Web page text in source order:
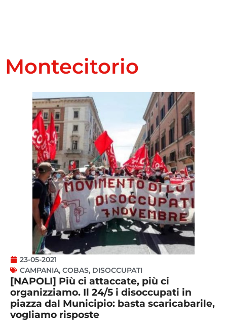
Montecitorio
23-05-2021
CAMPANIA, COBAS, DISOCCUPATI
[NAPOLI] Più ci attaccate, più ci
organizziamo. Il 24/5 i disoccupati in
piazza dal Municipio: basta scaricabarile,
vogliamo risposte